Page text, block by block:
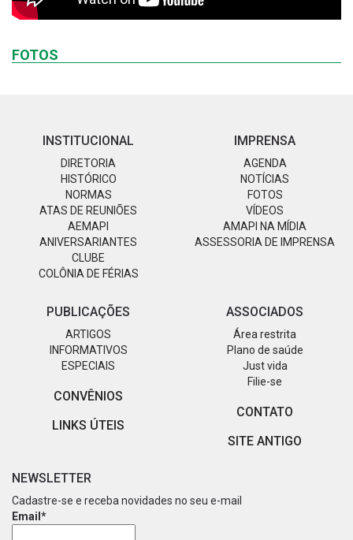
FOTOS
INSTITUCIONAL
DIRETORIA
HISTÓRICO
NORMAS
ATAS DE REUNIÕES
AEMAPI
ANIVERSARIANTES
CLUBE
COLÔNIA DE FÉRIAS
IMPRENSA
AGENDA
NOTÍCIAS
FOTOS
VÍDEOS
AMAPI NA MÍDIA
ASSESSORIA DE IMPRENSA
PUBLICAÇÕES
ARTIGOS
INFORMATIVOS
ESPECIAIS
CONVÊNIOS
LINKS ÚTEIS
ASSOCIADOS
Área restrita
Plano de saúde
Just vida
Filie-se
CONTATO
SITE ANTIGO
NEWSLETTER
Cadastre-se e receba novidades no seu e-mail
Email*